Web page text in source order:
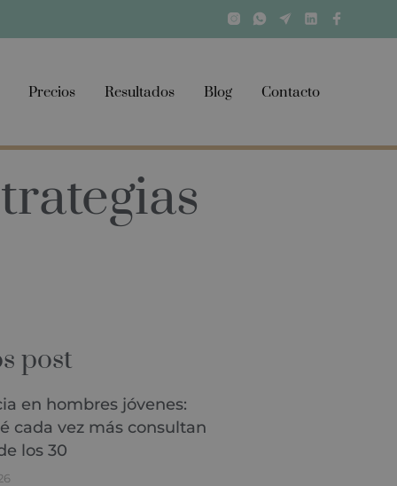
Precios Resultados Blog Contacto
post
en hombres jóvenes:
cada vez más consultan
los 30